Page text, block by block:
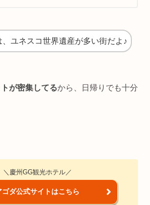
、ユネスコ世界遺産が多い街だよ♪
が密集してるから、日帰りでも十分
＼慶州GG観光ホテル／
ゴダ公式サイトはこちら